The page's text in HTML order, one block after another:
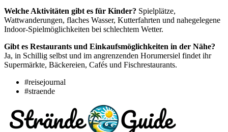
Welche Aktivitäten gibt es für Kinder? Spielplätze,
Wattwanderungen, flaches Wasser, Kutterfahrten und nahegelegene
Indoor-Spielmöglichkeiten bei schlechtem Wetter.
Gibt es Restaurants und Einkaufsmöglichkeiten in der Nähe?
Ja, in Schillig selbst und im angrenzenden Horumersiel findet ihr
Supermärkte, Bäckereien, Cafés und Fischrestaurants.
#reisejournal
#straende